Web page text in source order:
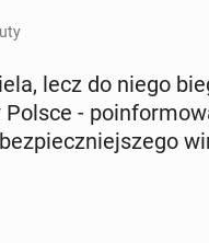
lecz do niego
-